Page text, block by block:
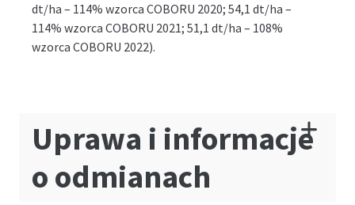
dt/ha – 114% wzorca COBORU 2020; 54,1 dt/ha –
114% wzorca COBORU 2021; 51,1 dt/ha – 108%
wzorca COBORU 2022).
Uprawa i informacje
o odmianach